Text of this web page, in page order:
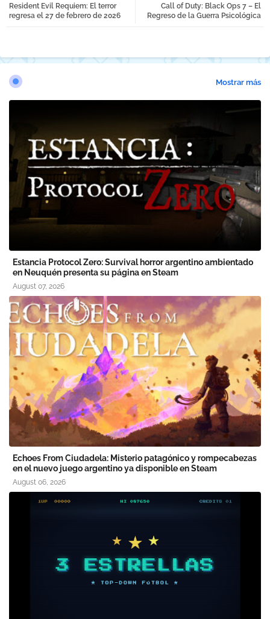
Call of Duty: Black Ops 7 – El
Regreso de la Guerra Psicológica
Resident Evil Requiem: El terror
regresa el 27 de febrero de 2026
Mostrar más
Estancia Protocol Zero: Survival horror argentino ambientado
en Neuquén presenta su página en Steam
August 07, 2026
Echoes From Ciudadela: Misterio patagónico y rompecabezas
en el nuevo juego argentino ya disponible en Steam
August 06, 2026